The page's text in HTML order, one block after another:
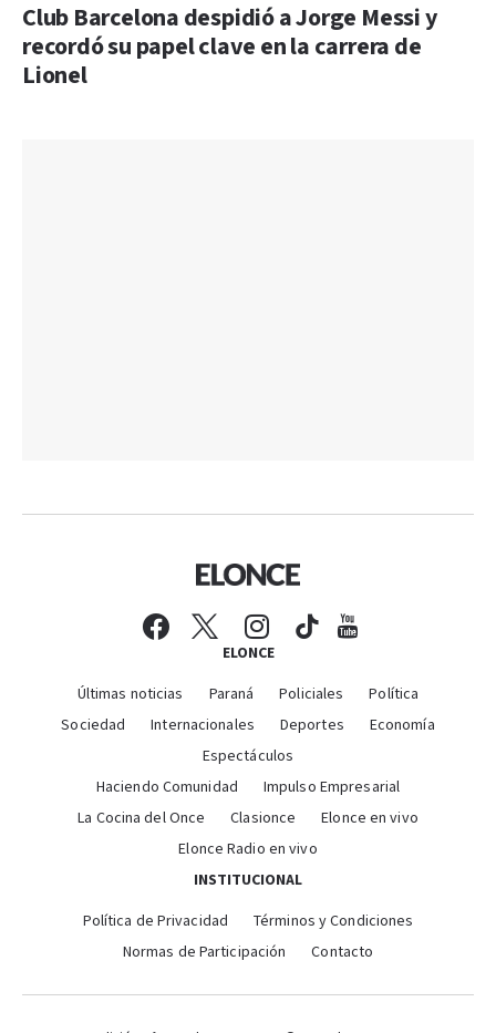
Club Barcelona despidió a Jorge Messi y
recordó su papel clave en la carrera de
Lionel
ELONCE
Últimas noticias Paraná Policiales
Política
Sociedad
Internacionales Deportes
Economía
Espectáculos
Haciendo Comunidad
Impulso Empresarial
La Cocina del Once
Clasionce
Elonce en vivo
Elonce Radio en vivo
INSTITUCIONAL
Política de Privacidad
Términos y Condiciones
Normas de Participación
Contacto